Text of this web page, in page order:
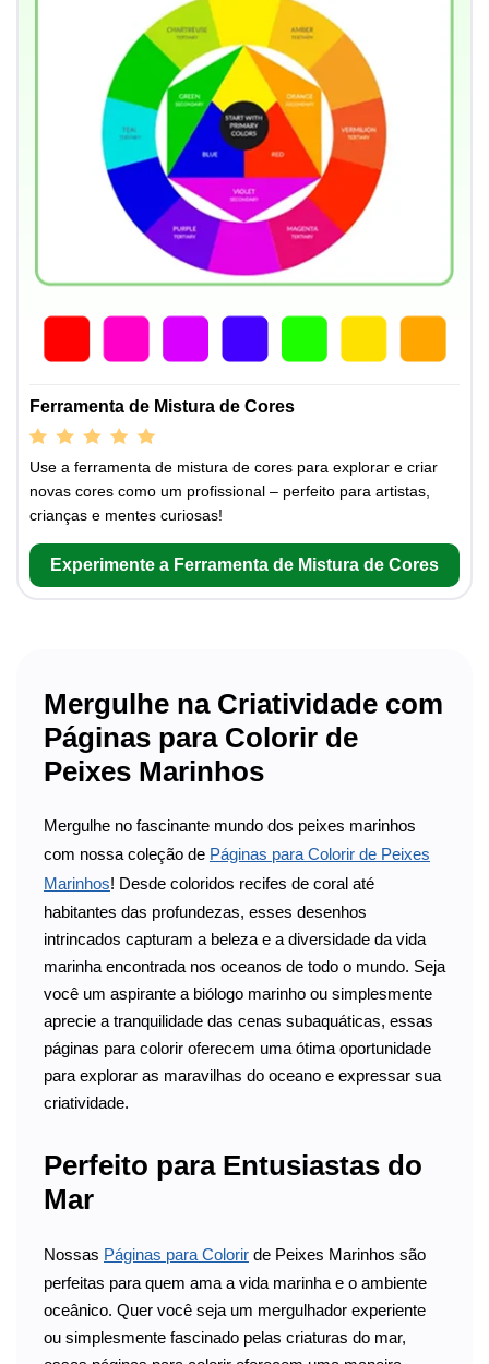
Ferramenta de Mistura de Cores
Use a ferramenta de mistura de cores para explorar e criar
novas cores como um profissional – perfeito para artistas,
crianças e mentes curiosas!
Experimente a Ferramenta de Mistura de Cores
Mergulhe na Criatividade com
Páginas para Colorir de
Peixes Marinhos
Mergulhe no fascinante mundo dos peixes marinhos
com nossa coleção de Páginas para Colorir de Peixes
Marinhos! Desde coloridos recifes de coral até
habitantes das profundezas, esses desenhos
intrincados capturam a beleza e a diversidade da vida
marinha encontrada nos oceanos de todo o mundo. Seja
você um aspirante a biólogo marinho ou simplesmente
aprecie a tranquilidade das cenas subaquáticas, essas
páginas para colorir oferecem uma ótima oportunidade
para explorar as maravilhas do oceano e expressar sua
criatividade.
Perfeito para Entusiastas do
Mar
Nossas Páginas para Colorir de Peixes Marinhos são
perfeitas para quem ama a vida marinha e o ambiente
oceânico. Quer você seja um mergulhador experiente
ou simplesmente fascinado pelas criaturas do mar,